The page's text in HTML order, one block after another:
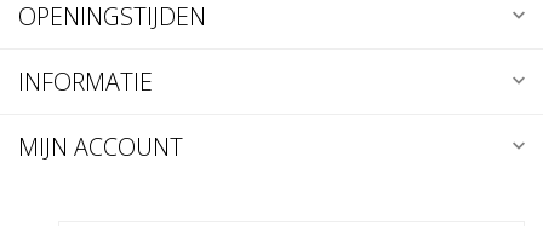
OPENINGSTIJDEN
INFORMATIE
MIJN ACCOUNT